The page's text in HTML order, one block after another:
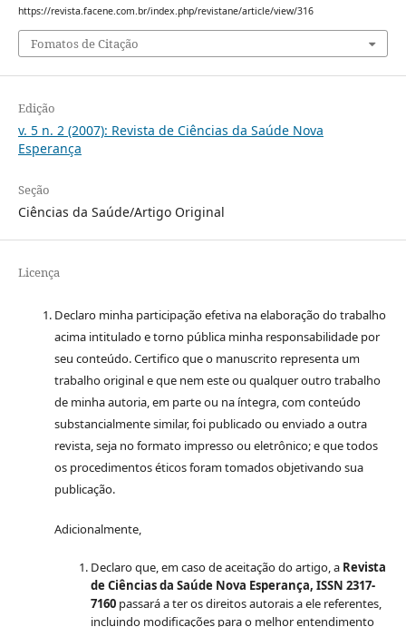
https://revista.facene.com.br/index.php/revistane/article/view/316
Fomatos de Citação
Edição
v. 5 n. 2 (2007): Revista de Ciências da Saúde Nova
Esperança
Seção
Ciências da Saúde/Artigo Original
Licença
Declaro minha participação efetiva na elaboração do trabalho
acima intitulado e torno pública minha responsabilidade por
seu conteúdo. Certifico que o manuscrito representa um
trabalho original e que nem este ou qualquer outro trabalho
de minha autoria, em parte ou na íntegra, com conteúdo
substancialmente similar, foi publicado ou enviado a outra
revista, seja no formato impresso ou eletrônico; e que todos
os procedimentos éticos foram tomados objetivando sua
publicação.
Adicionalmente,
Declaro que, em caso de aceitação do artigo, a Revista
de Ciências da Saúde Nova Esperança, ISSN 2317-
7160passará a ter os direitos autorais a ele referentes,
incluindo modificações para o melhor entendimento